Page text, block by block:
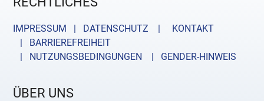
IMPRESSUM | DATENSCHUTZ |
KONTAKT
| BARRIEREFREIHEIT
| NUTZUNGSBEDINGUNGEN
| GENDER-HINWEIS
ÜBER UNS